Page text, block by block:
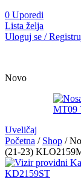
0 Uporedi
Lista želja
Uloguj se /
Novo
Uveličaj
Početna / Shop /
(21-23)